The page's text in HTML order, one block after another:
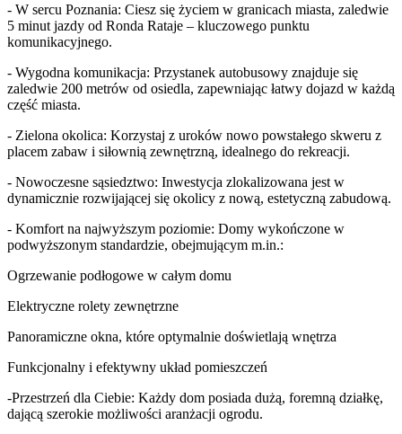
- W sercu Poznania: Ciesz się życiem w granicach miasta, zaledwie
5 minut jazdy od Ronda Rataje – kluczowego punktu
komunikacyjnego.
- Wygodna komunikacja: Przystanek autobusowy znajduje się
zaledwie 200 metrów od osiedla, zapewniając łatwy dojazd w każdą
część miasta.
- Zielona okolica: Korzystaj z uroków nowo powstałego skweru z
placem zabaw i siłownią zewnętrzną, idealnego do rekreacji.
- Nowoczesne sąsiedztwo: Inwestycja zlokalizowana jest w
dynamicznie rozwijającej się okolicy z nową, estetyczną zabudową.
- Komfort na najwyższym poziomie: Domy wykończone w
podwyższonym standardzie, obejmującym m.in.:
Ogrzewanie podłogowe w całym domu
Elektryczne rolety zewnętrzne
Panoramiczne okna, które optymalnie doświetlają wnętrza
Funkcjonalny i efektywny układ pomieszczeń
-Przestrzeń dla Ciebie: Każdy dom posiada dużą, foremną działkę,
dającą szerokie możliwości aranżacji ogrodu.